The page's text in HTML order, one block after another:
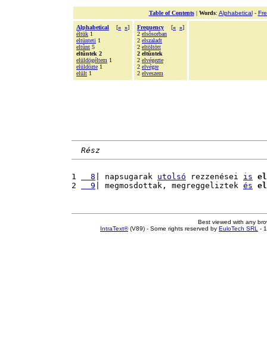
Table of Contents| Words: Alphabetical-
Alphabetical [« »]
éltük 1
eltünteti 1
eltûnt 5
eltûntek 2
elüldögéltem 1
elüldözte 1
elült 1
Frequency [« »]
2 elsõsorban
2 elszaladt
2 eltöltött
2 eltûntek
2 elvégezte
2 elvégre
2 elveszem
Rész
1
  8
| napsugarak utolsó rezzenései is
2
  9
| megmosdottak, megreggeliztek és
Best viewed with any
IntraText®(V89) - Some rights reserved by EuloTech SRL -